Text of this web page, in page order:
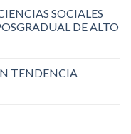
SOCIALES
DE ALTO
TENDENCIA